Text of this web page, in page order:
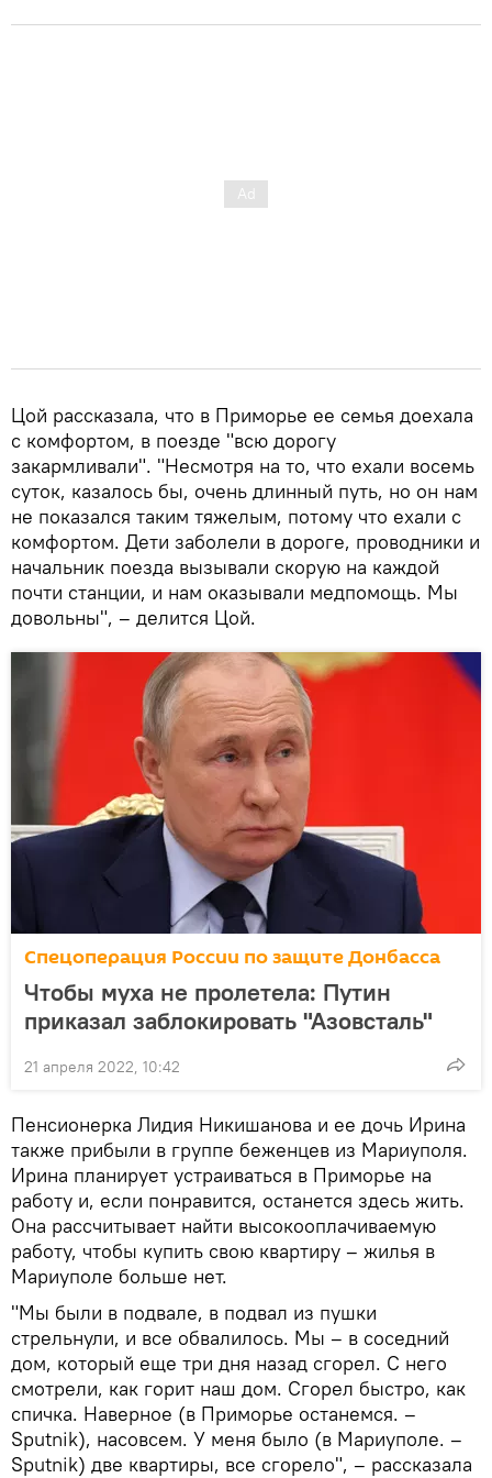
Цой рассказала, что в Приморье ее семья доехала
с комфортом, в поезде "всю дорогу
закармливали". "Несмотря на то, что ехали восемь
суток, казалось бы, очень длинный путь, но он нам
не показался таким тяжелым, потому что ехали с
комфортом. Дети заболели в дороге, проводники и
начальник поезда вызывали скорую на каждой
почти станции, и нам оказывали медпомощь. Мы
довольны", – делится Цой.
Спецоперация России по защите Донбасса
Чтобы муха не пролетела: Путин
приказал заблокировать "Азовсталь"
21 апреля 2022, 10:42
Пенсионерка Лидия Никишанова и ее дочь Ирина
также прибыли в группе беженцев из Мариуполя.
Ирина планирует устраиваться в Приморье на
работу и, если понравится, останется здесь жить.
Она рассчитывает найти высокооплачиваемую
работу, чтобы купить свою квартиру – жилья в
Мариуполе больше нет.
"Мы были в подвале, в подвал из пушки
стрельнули, и все обвалилось. Мы – в соседний
дом, который еще три дня назад сгорел. С него
смотрели, как горит наш дом. Сгорел быстро, как
спичка. Наверное (в Приморье останемся. –
Sputnik), насовсем. У меня было (в Мариуполе. –
Sputnik) две квартиры, все сгорело", – рассказала